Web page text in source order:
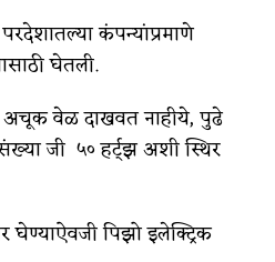
कंपन्यांप्रमाणे
घेतली.
वेळ दाखवत नाहीये, पुढे
जी ५० हर्ट्झ अशी स्थिर
पिझो इलेक्ट्रिक